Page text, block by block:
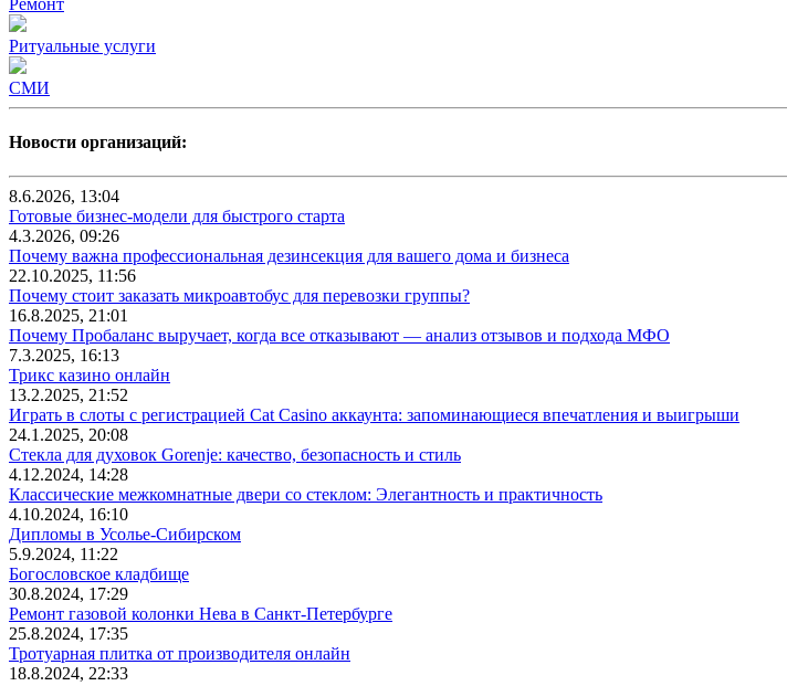
Ритуальные услуги
СМИ
Новости организаций:
8.6.2026, 13:04
Готовые бизнес-модели для быстрого старта
4.3.2026, 09:26
Почему важна профессиональная дезинсекция для вашего дома и бизнеса
22.10.2025, 11:56
Почему стоит заказать микроавтобус для перевозки группы?
16.8.2025, 21:01
Почему Пробаланс выручает, когда все отказывают — анализ отзывов и подхода МФО
7.3.2025, 16:13
Трикс казино онлайн
13.2.2025, 21:52
Играть в слоты с регистрацией Cat Casino аккаунта: запоминающиеся впечатления и выигрыши
24.1.2025, 20:08
Стекла для духовок Gorenje: качество, безопасность и стиль
4.12.2024, 14:28
Классические межкомнатные двери со стеклом: Элегантность и практичность
4.10.2024, 16:10
Дипломы в Усолье-Сибирском
5.9.2024, 11:22
Богословское кладбище
30.8.2024, 17:29
Ремонт газовой колонки Нева в Санкт-Петербурге
25.8.2024, 17:35
Тротуарная плитка от производителя онлайн
18.8.2024, 22:33